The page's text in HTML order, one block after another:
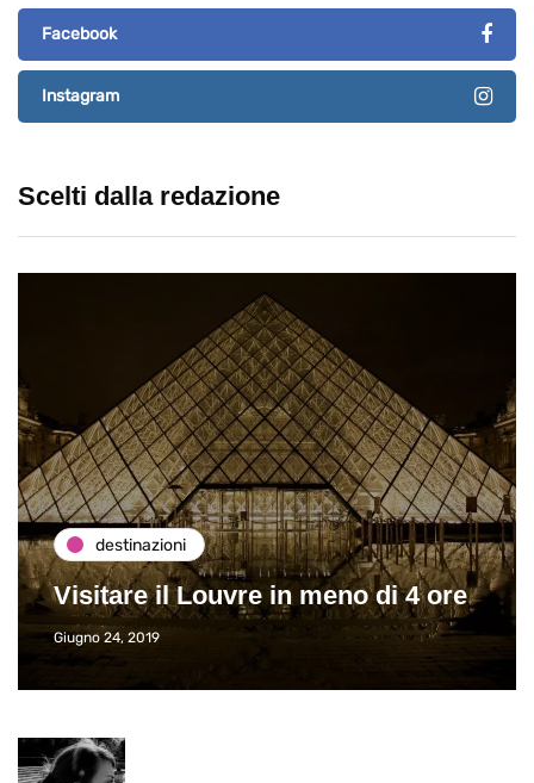
Facebook
Instagram
Scelti dalla redazione
destinazioni
Visitare il Louvre in meno di 4 ore
Giugno 24, 2019